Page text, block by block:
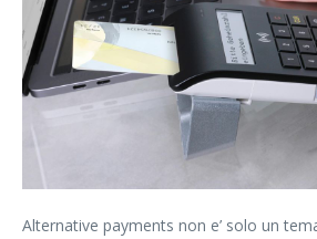
Alternative payments non e’ solo un